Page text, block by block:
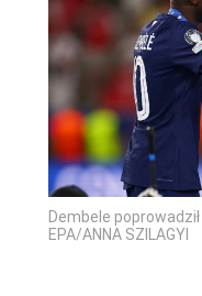
Dembele
EPA/ANNA SZILAGYI